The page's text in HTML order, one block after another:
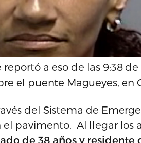
a eso de las 9:38
el puente Magueyes, en
del Sistema de
pavimento. Al llegar los
de 38 años y residente